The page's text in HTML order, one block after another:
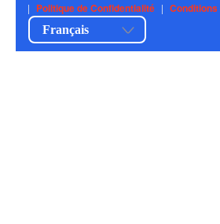
| Politique de Confidentialité |
Français